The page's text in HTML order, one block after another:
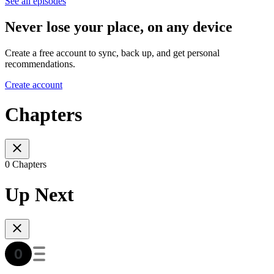
Never lose your place, on any device
Create a free account to sync, back up, and get personal
recommendations.
Create account
Chapters
0 Chapters
Up Next